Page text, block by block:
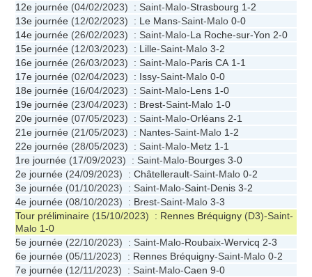
12e journée (04/02/2023) : Saint-Malo-Strasbourg 1-2
13e journée (12/02/2023) : Le Mans-Saint-Malo 0-0
14e journée (26/02/2023) : Saint-Malo-La Roche-sur-Yon 2-0
15e journée (12/03/2023) : Lille-Saint-Malo 3-2
16e journée (26/03/2023) : Saint-Malo-Paris CA 1-1
17e journée (02/04/2023) : Issy-Saint-Malo 0-0
18e journée (16/04/2023) : Saint-Malo-Lens 1-0
19e journée (23/04/2023) : Brest-Saint-Malo 1-0
20e journée (07/05/2023) : Saint-Malo-Orléans 2-1
21e journée (21/05/2023) : Nantes-Saint-Malo 1-2
22e journée (28/05/2023) : Saint-Malo-Metz 1-1
1re journée (17/09/2023) : Saint-Malo-Bourges 3-0
2e journée (24/09/2023) : Châtellerault-Saint-Malo 0-2
3e journée (01/10/2023) : Saint-Malo-Saint-Denis 3-2
4e journée (08/10/2023) : Brest-Saint-Malo 3-3
Tour préliminaire (15/10/2023) : Rennes Bréquigny (D3)-Saint-
Malo 1-0
5e journée (22/10/2023) : Saint-Malo-Roubaix-Wervicq 2-3
6e journée (05/11/2023) : Rennes Bréquigny-Saint-Malo 0-2
7e journée (12/11/2023) : Saint-Malo-Caen 9-0